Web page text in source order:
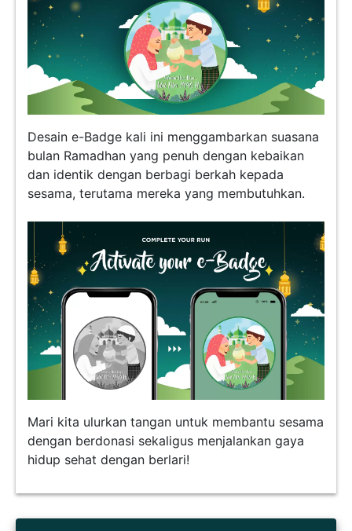
Desain e-Badge kali ini menggambarkan suasana
bulan Ramadhan yang penuh dengan kebaikan
dan identik dengan berbagi berkah kepada
sesama, terutama mereka yang membutuhkan.
Mari kita ulurkan tangan untuk membantu sesama
dengan berdonasi sekaligus menjalankan gaya
hidup sehat dengan berlari!